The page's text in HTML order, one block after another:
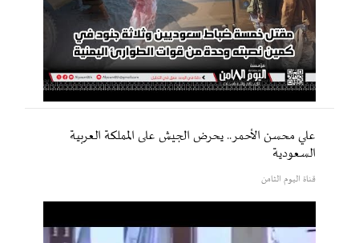
علي محسن الأحمر.. يحرض الجيش على المملكة العربية
السعودية
قناة اليوم الثامن